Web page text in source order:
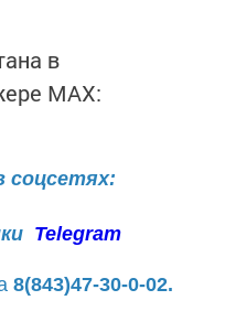
в
MАХ:
соцсетях:
Telegram
8(843)47-30-0-02.